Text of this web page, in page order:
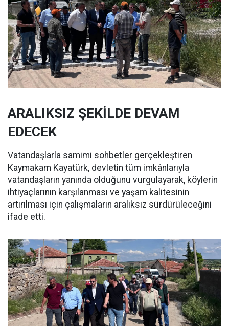
ARALIKSIZ ŞEKİLDE DEVAM
EDECEK
Vatandaşlarla samimi sohbetler gerçekleştiren
Kaymakam Kayatürk, devletin tüm imkânlarıyla
vatandaşların yanında olduğunu vurgulayarak, köylerin
ihtiyaçlarının karşılanması ve yaşam kalitesinin
artırılması için çalışmaların aralıksız sürdürüleceğini
ifade etti.